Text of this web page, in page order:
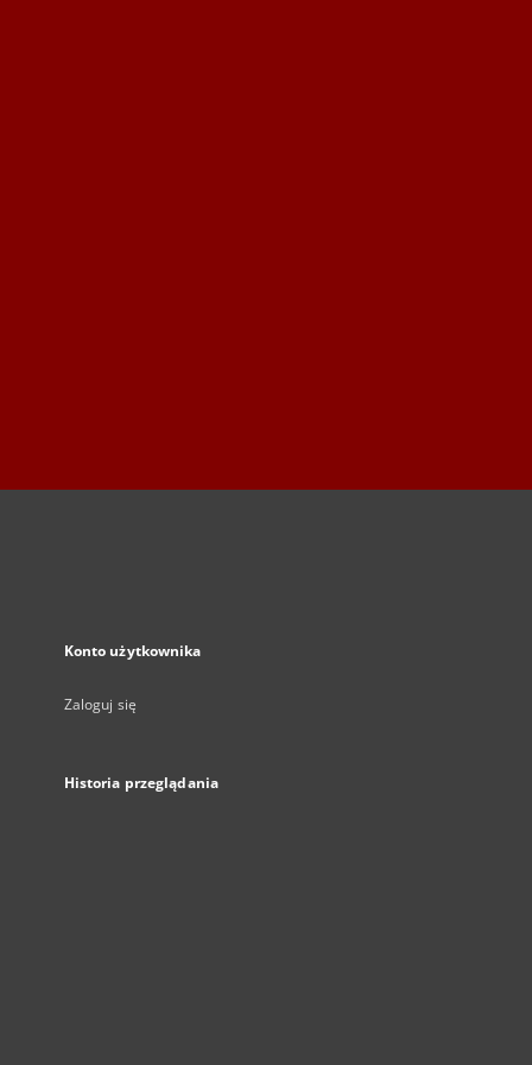
Konto użytkownika
Zaloguj się
Historia przeglądania